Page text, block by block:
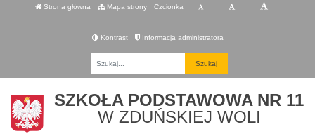
Strona główna Mapa strony Czcionka
Kontrast Informacja administratora
SZKOŁA PODSTAWOWA NR 11
W ZDUŃSKIEJ WOLI